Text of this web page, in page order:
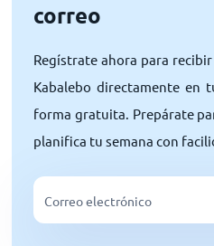
correo
Regístrate ahora para
Kabalebo directamente en
forma gratuita. Prepárate
planifica tu semana con